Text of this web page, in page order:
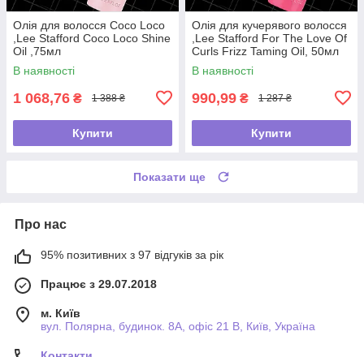
Олія для волосся Coco Loco
,Lee Stafford Coco Loco Shine
Oil ,75мл
В наявності
1 068,76 ₴ 1 388 ₴
Купити
Олія для кучерявого волосся
,Lee Stafford For The Love Of
Curls Frizz Taming Oil, 50мл
В наявності
990,99 ₴ 1 287 ₴
Купити
Показати ще
Про нас
95% позитивних з 97 відгуків за рік
Працює з 29.07.2018
м. Київ
вул. Полярна, будинок. 8А, офіс 21 В, Київ, Україна